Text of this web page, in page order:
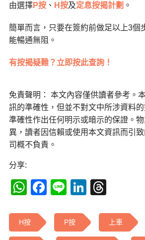
由選擇P按、 H按及定息按揭計劃 。
簡單而言，只要在簽約前做足以上3個
能暢通無阻。
有按揭疑難？立即按此查詢！
免責聲明： 本文內容僅供讀者參考。
訊的準確性，但並不對文中所涉資料
準確性作出任何明示或暗示的保證。
異，讀者因信賴或使用本文資訊而引
司概不負責。
分享:
WhatsApp
Facebook
LineLinkedIn
H按 P按 上車